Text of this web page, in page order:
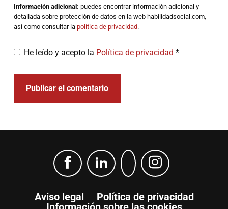
Información adicional: puedes encontrar información adicional y
detallada sobre protección de datos en la web habilidadsocial.com,
así como consultar lapolítica de privacidad.
He leído y acepto la Política de privacidad*
Aviso legal
Política de privacidad